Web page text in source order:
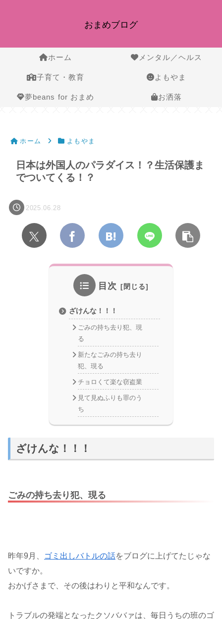
おまめブログ
ホーム メンタル／ヘルス
子育て・教育 よもやま
夢beans for おまめ お洒落
ホーム よもやま
日本は外国人のパラダイス！？生活保護ま
でついてくる！？
2025.06.28
目次
ざけんな！！！
ごみの持ち去り犯、現
る
新たなごみの持ち去り
犯、現る
チョロくて楽な窃盗業
見て見ぬふりも罪のう
ち
ざけんな！！！
ごみの持ち去り犯、現る
昨年9月、 ゴミ出しバトルの話をブログに上げてたじゃな
いですか。
おかげさまで、その後はわりと平和なんです。
トラブルの発端となったクソババァは、毎日うちの班のゴ